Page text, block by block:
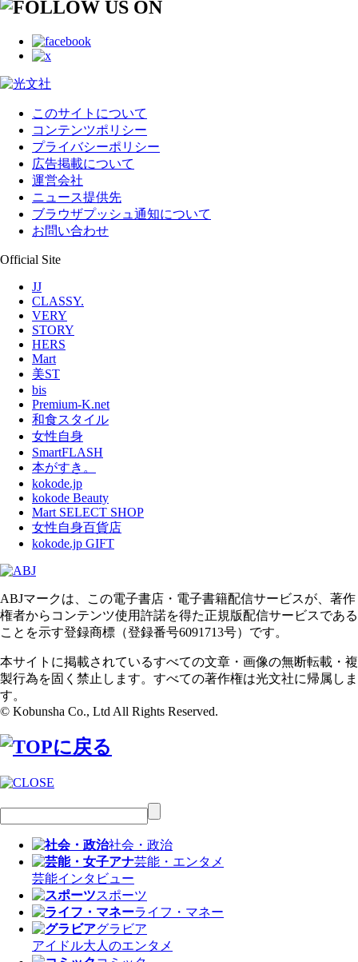
このサイトについて
コンテンツポリシー
プライバシーポリシー
広告掲載について
運営会社
ニュース提供先
ブラウザプッシュ通知について
お問い合わせ
Official Site
JJ
CLASSY.
VERY
STORY
HERS
Mart
美ST
bis
Premium-K.net
和食スタイル
女性自身
SmartFLASH
本がすき。
kokode.jp
kokode Beauty
Mart SELECT SHOP
女性自身百貨店
kokode.jp GIFT
ABJマークは、この電子書店・電子書籍配信サービスが、著作
権者からコンテンツ使用許諾を得た正規版配信サービスである
ことを示す登録商標（登録番号6091713号）です。
本サイトに掲載されているすべての文章・画像の無断転載・複
製行為を固く禁止します。すべての著作権は光文社に帰属しま
す。
© Kobunsha Co., Ltd All Rights Reserved.
社会・政治
芸能・エンタメ
芸能インタビュー
スポーツ
ライフ・マネー
グラビア
アイドル大人のエンタメ